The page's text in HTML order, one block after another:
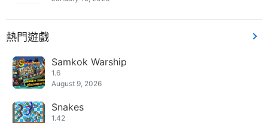
熱門遊戲
Samkok Warship
1.6
August 9, 2026
Snakes
1.42